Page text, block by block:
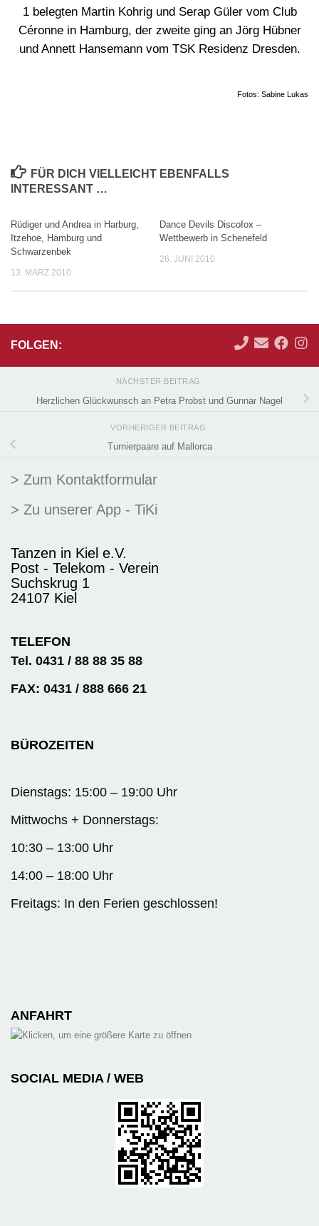
1 belegten Martin Kohrig und Serap Güler vom Club
Céronne in Hamburg, der zweite ging an Jörg Hübner
und Annett Hansemann vom TSK Residenz Dresden.
Fotos: Sabine Lukas
FÜR DICH VIELLEICHT EBENFALLS
INTERESSANT …
Rüdiger und Andrea in Harburg,
Itzehoe, Hamburg und
Schwarzenbek
13. MÄRZ 2010
Dance Devils Discofox –
Wettbewerb in Schenefeld
26. JUNI 2010
FOLGEN:
NÄCHSTER BEITRAG
Herzlichen Glückwunsch an Petra Probst und Gunnar Nagel
VORHERIGER BEITRAG
Turnierpaare auf Mallorca
> Zum Kontaktformular
> Zu unserer App - TiKi
Tanzen in Kiel e.V.
Post - Telekom - Verein
Suchskrug 1
24107 Kiel
TELEFON
Tel. 0431 / 88 88 35 88
FAX: 0431 / 888 666 21
BÜROZEITEN
Dienstags: 15:00 – 19:00 Uhr
Mittwochs + Donnerstags:
10:30 – 13:00 Uhr
14:00 – 18:00 Uhr
Freitags: In den Ferien geschlossen!
ANFAHRT
SOCIAL MEDIA / WEB